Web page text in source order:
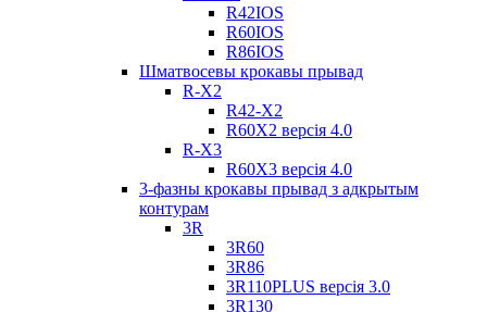
R42IOS
R60IOS
R86IOS
Шматвосевы крокавы прывад
R-X2
R42-X2
R60X2 версія 4.0
R-X3
R60X3 версія 4.0
3-фазны крокавы прывад з адкрытым
контурам
3R
3R60
3R86
3R110PLUS версія 3.0
3R130